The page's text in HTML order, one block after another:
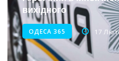
Енергетична
вихідного
ОДЕСА 365 17